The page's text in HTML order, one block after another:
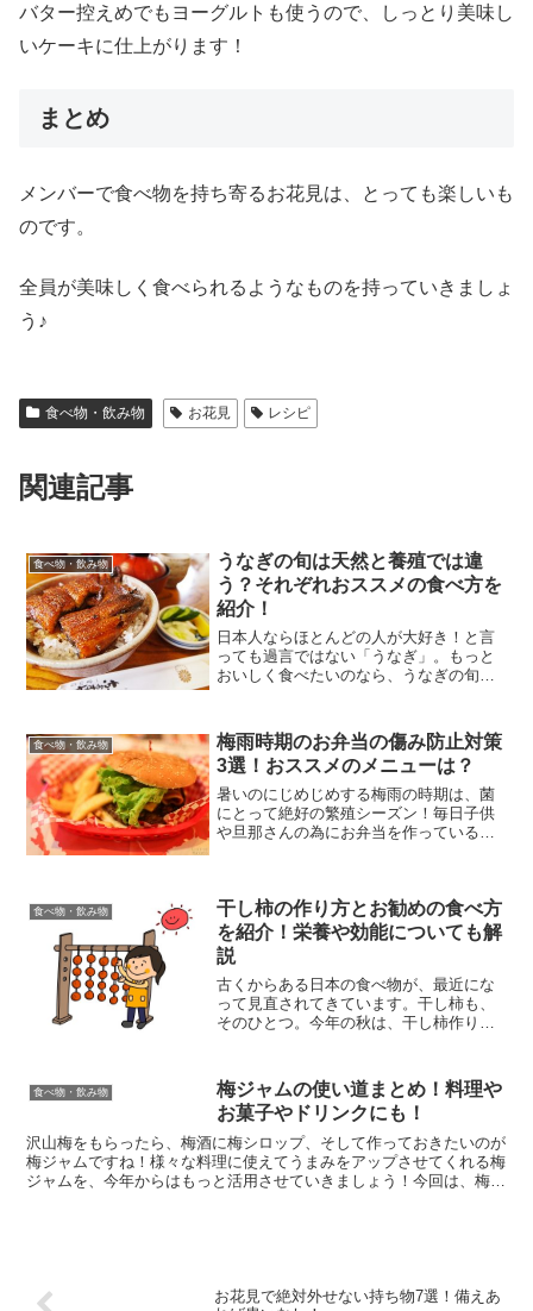
バター控えめでもヨーグルトも使うので、しっとり美味し
いケーキに仕上がります！
まとめ
メンバーで食べ物を持ち寄るお花見は、とっても楽しいも
のです。
全員が美味しく食べられるようなものを持っていきましょ
う♪
食べ物・飲み物 お花見 レシピ
関連記事
食べ物・飲み物
うなぎの旬は天然と養殖では違
う？それぞれおススメの食べ方を
紹介！
日本人ならほとんどの人が大好き！と言
っても過言ではない「うなぎ」。もっと
おいしく食べたいのなら、うなぎの旬は
ものでは旬の時期が異なることをご存知
でしょうか？今回は、うな...
食べ物・飲み物
梅雨時期のお弁当の傷み防止対策
3選！おススメのメニューは？
暑いのにじめじめする梅雨の時期は、菌
にとって絶好の繁殖シーズン！毎日子供
や旦那さんの為にお弁当を作っている立
かずになりがちです。今回...
食べ物・飲み物
干し柿の作り方とお勧めの食べ方
を紹介！栄養や効能についても解
説
古くからある日本の食べ物が、最近にな
って見直されてきています。干し柿も、
そのひとつ。今年の秋は、干し柿作りに
の食べ方、そしてその栄養や効能までも
解説してまいります。美味し...
食べ物・飲み物
梅ジャムの使い道まとめ！料理や
お菓子やドリンクにも！
沢山梅をもらったら、梅酒に梅シロップ、そして作っておきたいのが
梅ジャムですね！様々な料理に使えてうまみをアップさせてくれる梅
ジャムを、今年からはもっと活用させていきましょう！今回は、梅ジ
お花見で絶対外せない持ち物7選！備えあ